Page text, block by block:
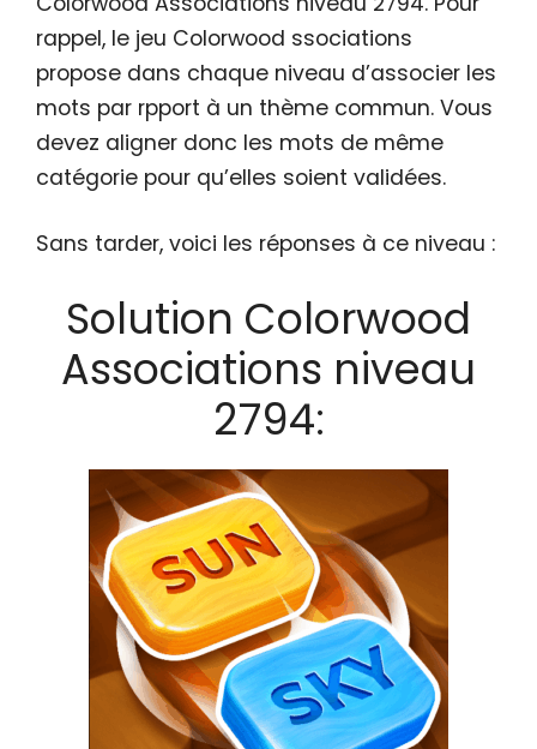
rappel, le jeu Colorwood ssociations
propose dans chaque niveau d’associer les
mots par rpport à un thème commun. Vous
devez aligner donc les mots de même
catégorie pour qu’elles soient validées.
Sans tarder, voici les réponses à ce niveau :
Solution Colorwood
Associations niveau
2794: